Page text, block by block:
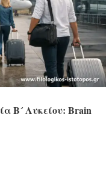
Β´ Λυκείου: Brain